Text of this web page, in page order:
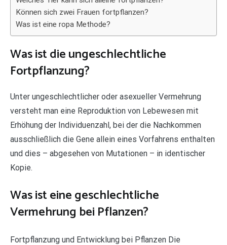
Können sich zwei Frauen fortpflanzen?
Was ist eine ropa Methode?
Was ist die ungeschlechtliche
Fortpflanzung?
Unter ungeschlechtlicher oder asexueller Vermehrung
versteht man eine Reproduktion von Lebewesen mit
Erhöhung der Individuenzahl, bei der die Nachkommen
ausschließlich die Gene allein eines Vorfahrens enthalten
und dies – abgesehen von Mutationen – in identischer
Kopie.
Was ist eine geschlechtliche
Vermehrung bei Pflanzen?
Fortpflanzung und Entwicklung bei Pflanzen Die